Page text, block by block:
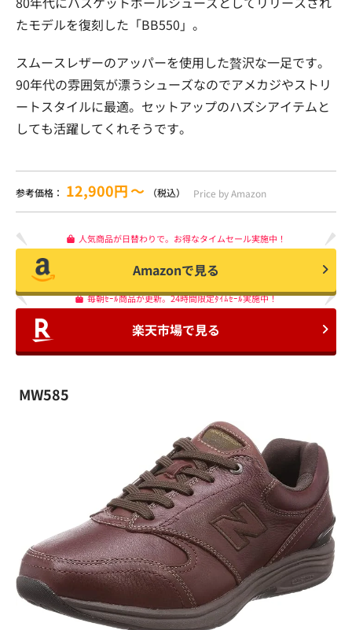
たモデルを復刻した「BB550」。
スムースレザーのアッパーを使用した贅沢な一足です。
90年代の雰囲気が漂うシューズなのでアメカジやストリ
ートスタイルに最適。セットアップのハズシアイテムと
しても活躍してくれそうです。
参考価格： 12,900円〜 （税込） Price by Amazon
人気商品が日替わりで。お得なタイムセール実施中！
Amazonで見る
毎朝ｾｰﾙ商品が更新。24時間限定ﾀｲﾑｾｰﾙ実施中！
楽天市場で見る
MW585